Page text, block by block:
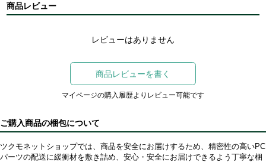
商品レビュー
レビューはありません
商品レビューを書く
マイページの購入履歴よりレビュー可能です
ご購入商品の梱包について
ツクモネットショップでは、商品を安全にお届けするため、精密性の高いPC
パーツの配送に緩衝材を敷き詰め、安心・安全にお届けできるよう丁寧な梱